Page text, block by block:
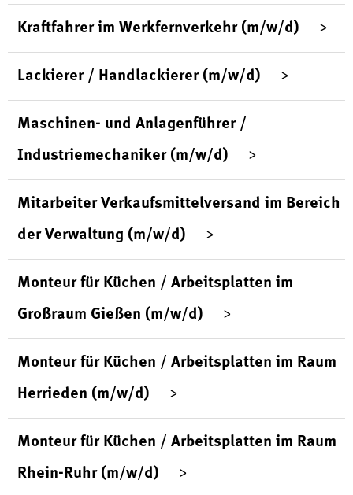
Kraftfahrer im Werkfernverkehr (m/w/d)
Lackierer / Handlackierer (m/w/d)
Maschinen- und Anlagenführer /
Industriemechaniker (m/w/d)
Mitarbeiter Verkaufsmittelversand im Bereich
der Verwaltung (m/w/d)
Monteur für Küchen / Arbeitsplatten im
Großraum Gießen (m/w/d)
Monteur für Küchen / Arbeitsplatten im Raum
Herrieden (m/w/d)
Monteur für Küchen / Arbeitsplatten im Raum
Rhein-Ruhr (m/w/d)